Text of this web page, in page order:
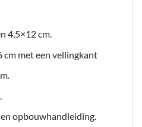
4,5×12 cm.
cm met een vellingkant
opbouwhandleiding.